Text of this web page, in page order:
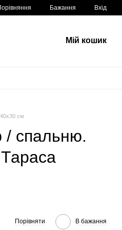
Бажання Вхід
Мій кошик
см
/ спальню.
Порівняти В бажання